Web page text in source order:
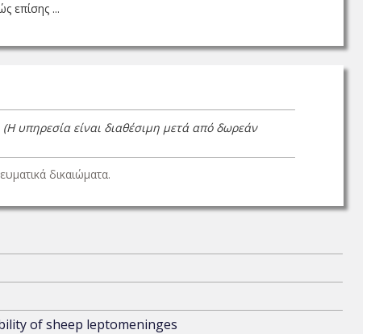
επίσης ...
(Η υπηρεσία είναι διαθέσιμη μετά από δωρεάν
δικαιώματα.
of sheep leptomeninges